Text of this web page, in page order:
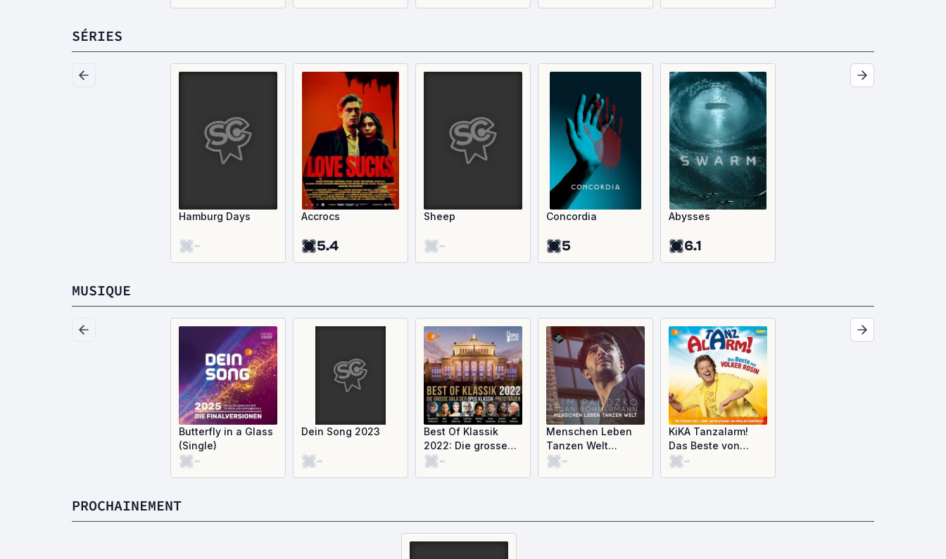
SÉRIES
Hamburg Days
-
Accrocs
5.4
Sheep
-
Concordia
5
Abysses
6.1
MUSIQUE
Butterfly in a Glass
(Single)
-
Dein Song 2023
-
Best Of Klassik
2022: Die grosse
Gala der Opus
-
Menschen Leben
Tanzen Welt
(Single)
-
KiKA Tanzalarm!
Das Beste von
Volker Rosin
-
PROCHAINEMENT